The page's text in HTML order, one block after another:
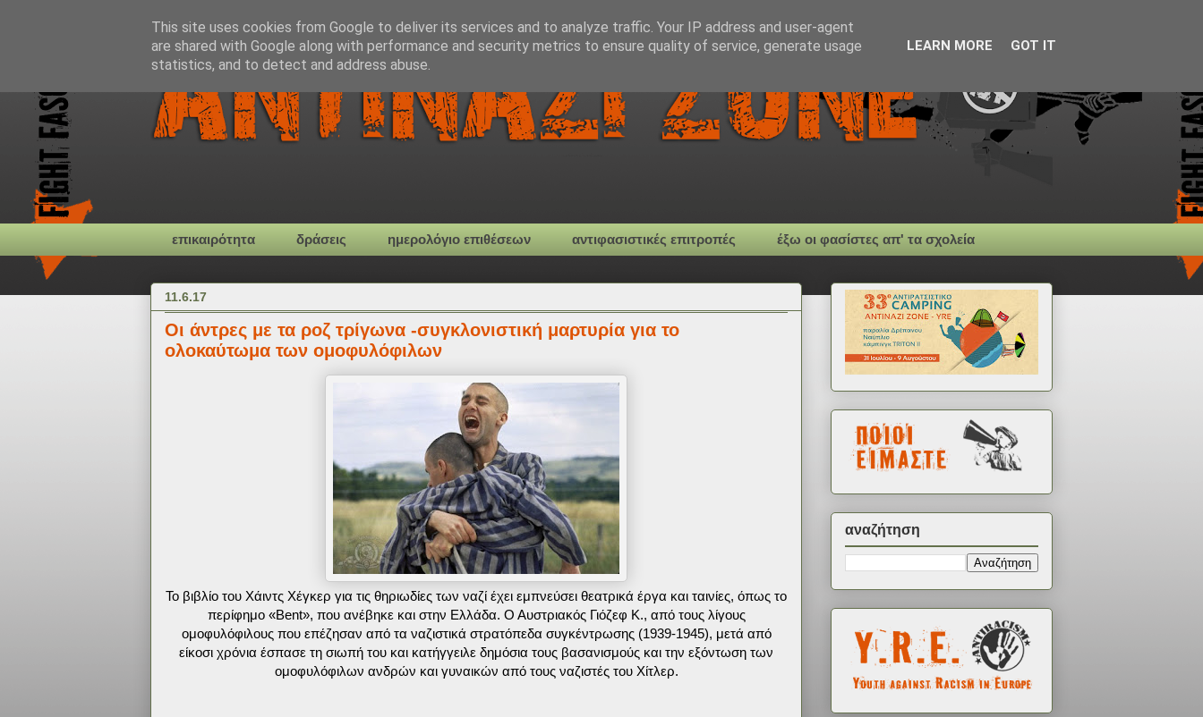
επικαιρότητα δράσεις ημερολόγιο επιθέσεων αντιφασιστικές επιτροπές έξω οι φασίστες απ' τα σχολεία
11.6.17
Οι άντρες με τα ροζ τρίγωνα -συγκλονιστική μαρτυρία για το
ολοκαύτωμα των ομοφυλόφιλων
Το βιβλίο του Χάιντς Χέγκερ για τις θηριωδίες των ναζί έχει εμπνεύσει θεατρικά έργα και ταινίες, όπως το
περίφημο «Βent», που ανέβηκε και στην Ελλάδα. Ο Αυστριακός Γιόζεφ Κ., από τους λίγους
ομοφυλόφιλους που επέζησαν από τα ναζιστικά στρατόπεδα συγκέντρωσης (1939-1945), μετά από
είκοσι χρόνια έσπασε τη σιωπή του και κατήγγειλε δημόσια τους βασανισμούς και την εξόντωση των
ομοφυλόφιλων ανδρών και γυναικών από τους ναζιστές του Χίτλερ.
αναζήτηση
This site uses cookies from Google to deliver its services and to analyze traffic. Your IP address and user-agent
are shared with Google along with performance and security metrics to ensure quality of service, generate usage
statistics, and to detect and address abuse.
LEARN MORE GOT IT